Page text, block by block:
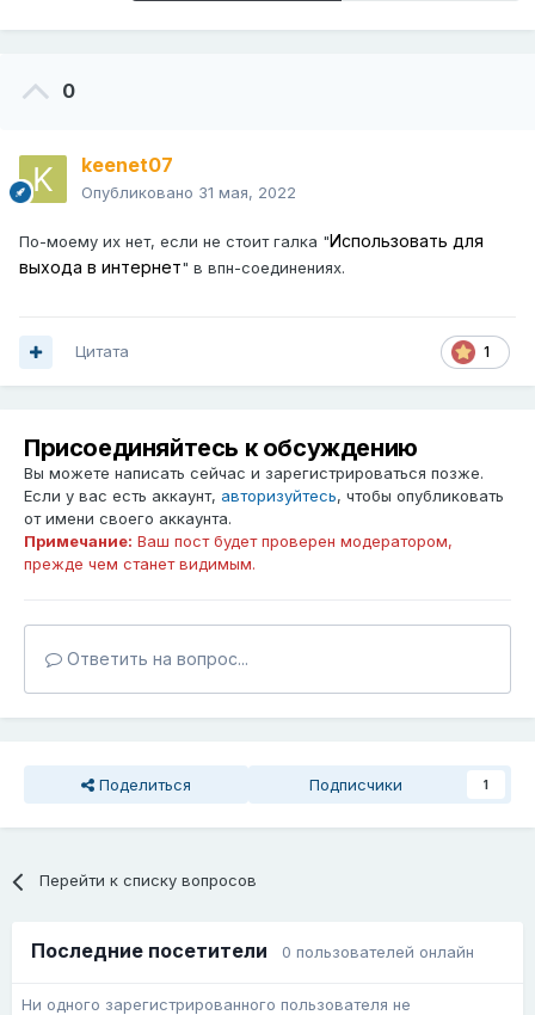
0
keenet07
Опубликовано 31 мая, 2022
По-моему их нет, если не стоит галка "Использовать для
выхода в интернет" в впн-соединениях.
1
Цитата
Присоединяйтесь к обсуждению
Вы можете написать сейчас и зарегистрироваться позже.
Если у вас есть аккаунт, авторизуйтесь, чтобы опубликовать
от имени своего аккаунта.
Примечание: Ваш пост будет проверен модератором,
прежде чем станет видимым.
Ответить на вопрос...
Поделиться Подписчики 1
Перейти к списку вопросов
Последние посетители 0 пользователей онлайн
Ни одного зарегистрированного пользователя не